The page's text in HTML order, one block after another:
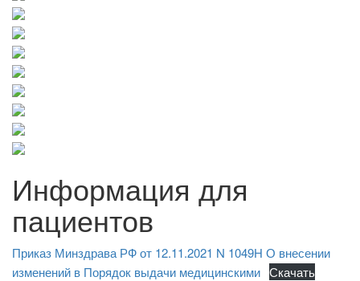
Информация для
пациентов
Приказ Минздрава РФ от 12.11.2021 N 1049Н О внесении
изменений в Порядок выдачи медицинскими Скачать